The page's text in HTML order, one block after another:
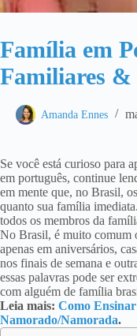
Família em
Familiares &
Amanda Ennes
Se você está curioso para
em português, continue
em mente que, no Brasil,
quanto sua família
todos os membros da
No Brasil, é muito comum
apenas em aniversários,
nos finais de semana e
essas palavras pode ser
com alguém de família
Leia mais: Como
Namorado/Namorada.